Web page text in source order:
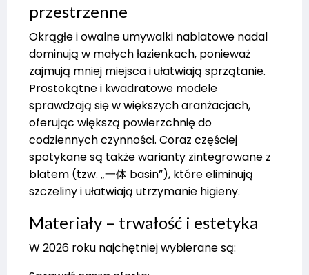
przestrzenne
Okrągłe i owalne umywalki nablatowe nadal
dominują w małych łazienkach, ponieważ
zajmują mniej miejsca i ułatwiają sprzątanie.
Prostokątne i kwadratowe modele
sprawdzają się w większych aranżacjach,
oferując większą powierzchnię do
codziennych czynności. Coraz częściej
spotykane są także warianty zintegrowane z
blatem (tzw. „一体 basin”), które eliminują
szczeliny i ułatwiają utrzymanie higieny.
Materiały – trwałość i estetyka
W 2026 roku najchętniej wybierane są: